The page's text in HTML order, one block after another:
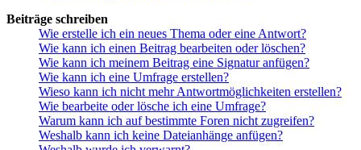
Beiträge schreiben
Wie erstelle ich ein neues Thema oder eine Antwort?
Wie kann ich einen Beitrag bearbeiten oder löschen?
Wie kann ich meinem Beitrag eine Signatur anfügen?
Wie kann ich eine Umfrage erstellen?
Wieso kann ich nicht mehr Antwortmöglichkeiten erstellen?
Wie bearbeite oder lösche ich eine Umfrage?
Warum kann ich auf bestimmte Foren nicht zugreifen?
Weshalb kann ich keine Dateianhänge anfügen?